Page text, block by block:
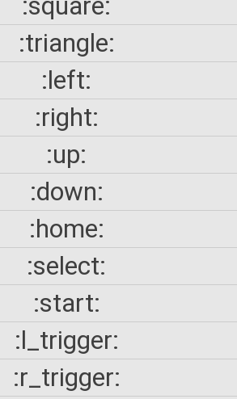
:square:
:triangle:
:left:
:right:
:up:
:down:
:home:
:select:
:start:
:l_trigger:
:r_trigger: